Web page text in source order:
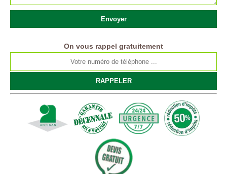
On vous rappel gratuitement